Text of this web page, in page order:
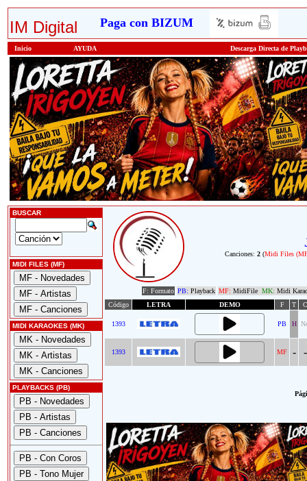
IM Digital Paga con BIZUM
Inicio AYUDA Descarga Directa de
BUSCAR
MIDI FILES (MF)
MIDI KARAOKES (MK)
PLAYBACKS (PB)
Canciones: 2 (Midi Files
F: Formato PB: Playback MF: MidiFile MK: Midi
Código
LETRA DEMO F T C
1393 PB H
1393 MF - -